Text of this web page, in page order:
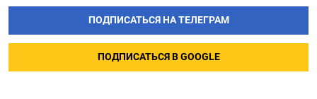
ПОДПИСАТЬСЯ НА ТЕЛЕГРАМ
ПОДПИСАТЬСЯ В GOOGLE